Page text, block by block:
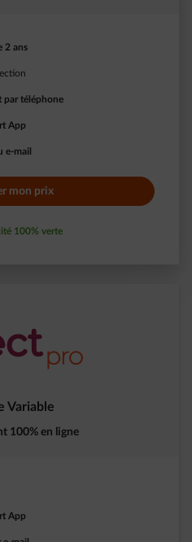
2 ans
par téléphone
App
e-mail
mon prix
100% verte
Variable
100% en ligne
App